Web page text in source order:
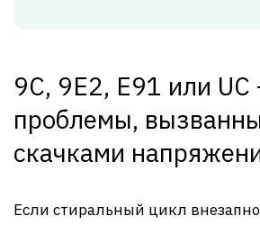
9C, 9E2, E91 или UC
проблемы,
скачками
Если стиральный цикл